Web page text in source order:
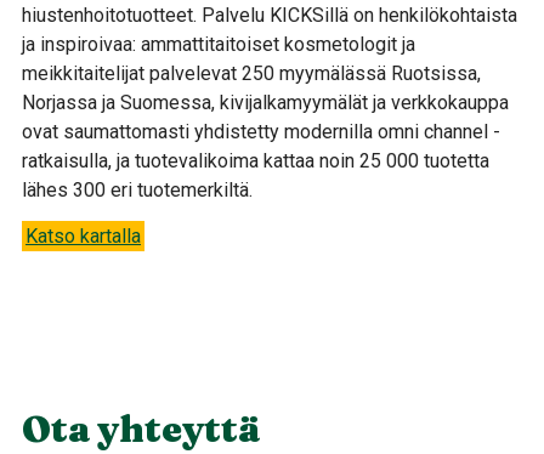
hiustenhoitotuotteet. Palvelu KICKSillä on henkilökohtaista
ja inspiroivaa: ammattitaitoiset kosmetologit ja
meikkitaitelijat palvelevat 250 myymälässä Ruotsissa,
Norjassa ja Suomessa, kivijalkamyymälät ja verkkokauppa
ovat saumattomasti yhdistetty modernilla omni channel -
ratkaisulla, ja tuotevalikoima kattaa noin 25 000 tuotetta
lähes 300 eri tuotemerkiltä.
Katso kartalla
Ota yhteyttä